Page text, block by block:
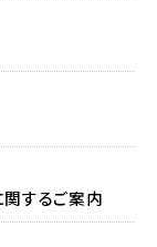
するご案内